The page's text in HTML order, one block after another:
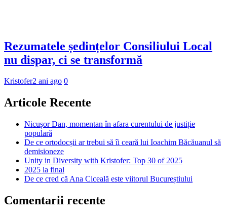
Rezumatele ședințelor Consiliului Local
nu dispar, ci se transformă
Kristofer2 ani ago 0
Articole Recente
Nicușor Dan, momentan în afara curentului de justiție
populară
De ce ortodocșii ar trebui să îi ceară lui Ioachim Băcăuanul să
demisioneze
Unity in Diversity with Kristofer: Top 30 of 2025
2025 la final
De ce cred că Ana Ciceală este viitorul Bucureștiului
Comentarii recente